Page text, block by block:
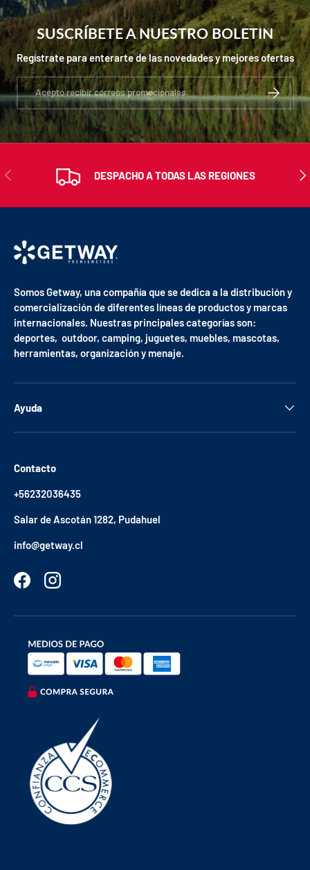
SUSCRÍBETE A NUESTRO BOLETIN
Regístrate para enterarte de las novedades y mejores ofertas
Correo electrónico
ANTERIOR DESPACHO A TODAS LAS REGIONES
Somos Getway, una compañía que se dedica a la distribución y
comercialización de diferentes líneas de productos y marcas
internacionales. Nuestras principales categorías son:
deportes, outdoor, camping, juguetes, muebles, mascotas,
herramientas, organización y menaje.
Ayuda
Contacto
+56232036435
Salar de Ascotán 1282, Pudahuel
info@getway.cl
FacebookInstagram